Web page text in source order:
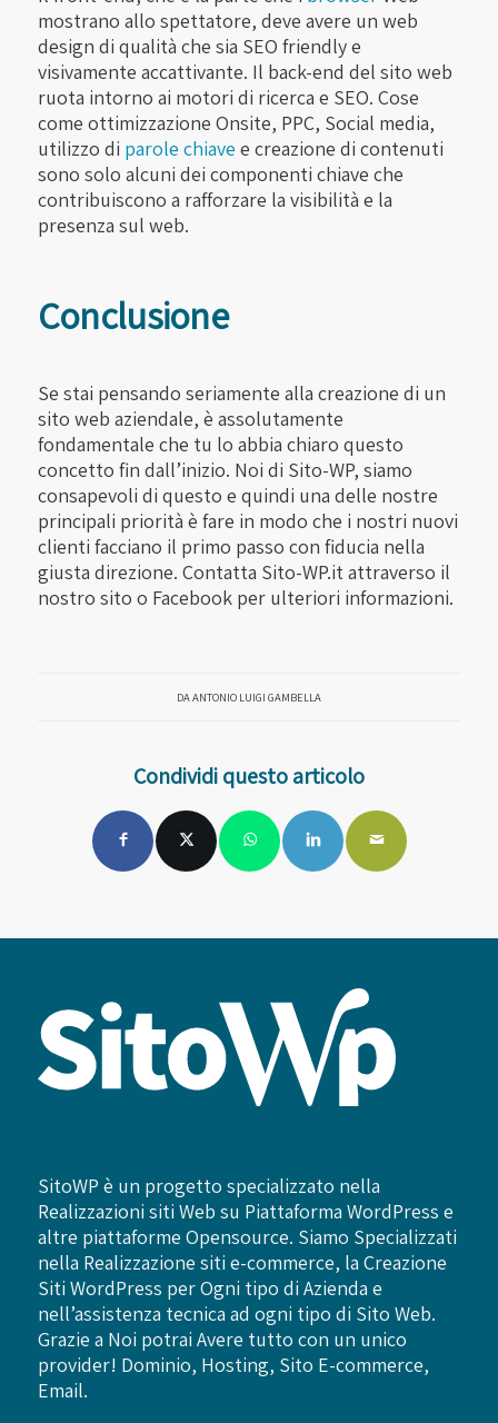
mostrano allo spettatore, deve avere un web
design di qualità che sia SEO friendly e
visivamente accattivante. Il back-end del sito web
ruota intorno ai motori di ricerca e SEO. Cose
come ottimizzazione Onsite, PPC, Social media,
utilizzo di parole chiave e creazione di contenuti
sono solo alcuni dei componenti chiave che
contribuiscono a rafforzare la visibilità e la
presenza sul web.
Conclusione
Se stai pensando seriamente alla creazione di un
sito web aziendale, è assolutamente
fondamentale che tu lo abbia chiaro questo
concetto fin dall’inizio. Noi di Sito-WP, siamo
consapevoli di questo e quindi una delle nostre
principali priorità è fare in modo che i nostri nuovi
clienti facciano il primo passo con fiducia nella
giusta direzione. Contatta Sito-WP.it attraverso il
nostro sito o Facebook per ulteriori informazioni.
DAANTONIO LUIGI GAMBELLA
Condividi questo articolo
SitoWP è un progetto specializzato nella
Realizzazioni siti Web su Piattaforma WordPress e
altre piattaforme Opensource. Siamo Specializzati
nella Realizzazione siti e-commerce, la Creazione
Siti WordPress per Ogni tipo di Azienda e
nell’assistenza tecnica ad ogni tipo di Sito Web.
Grazie a Noi potrai Avere tutto con un unico
provider! Dominio, Hosting, Sito E-commerce,
Email.